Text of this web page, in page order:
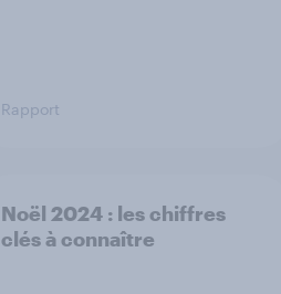
Rapport
Noël 2024 : les chiffres
clés à connaître